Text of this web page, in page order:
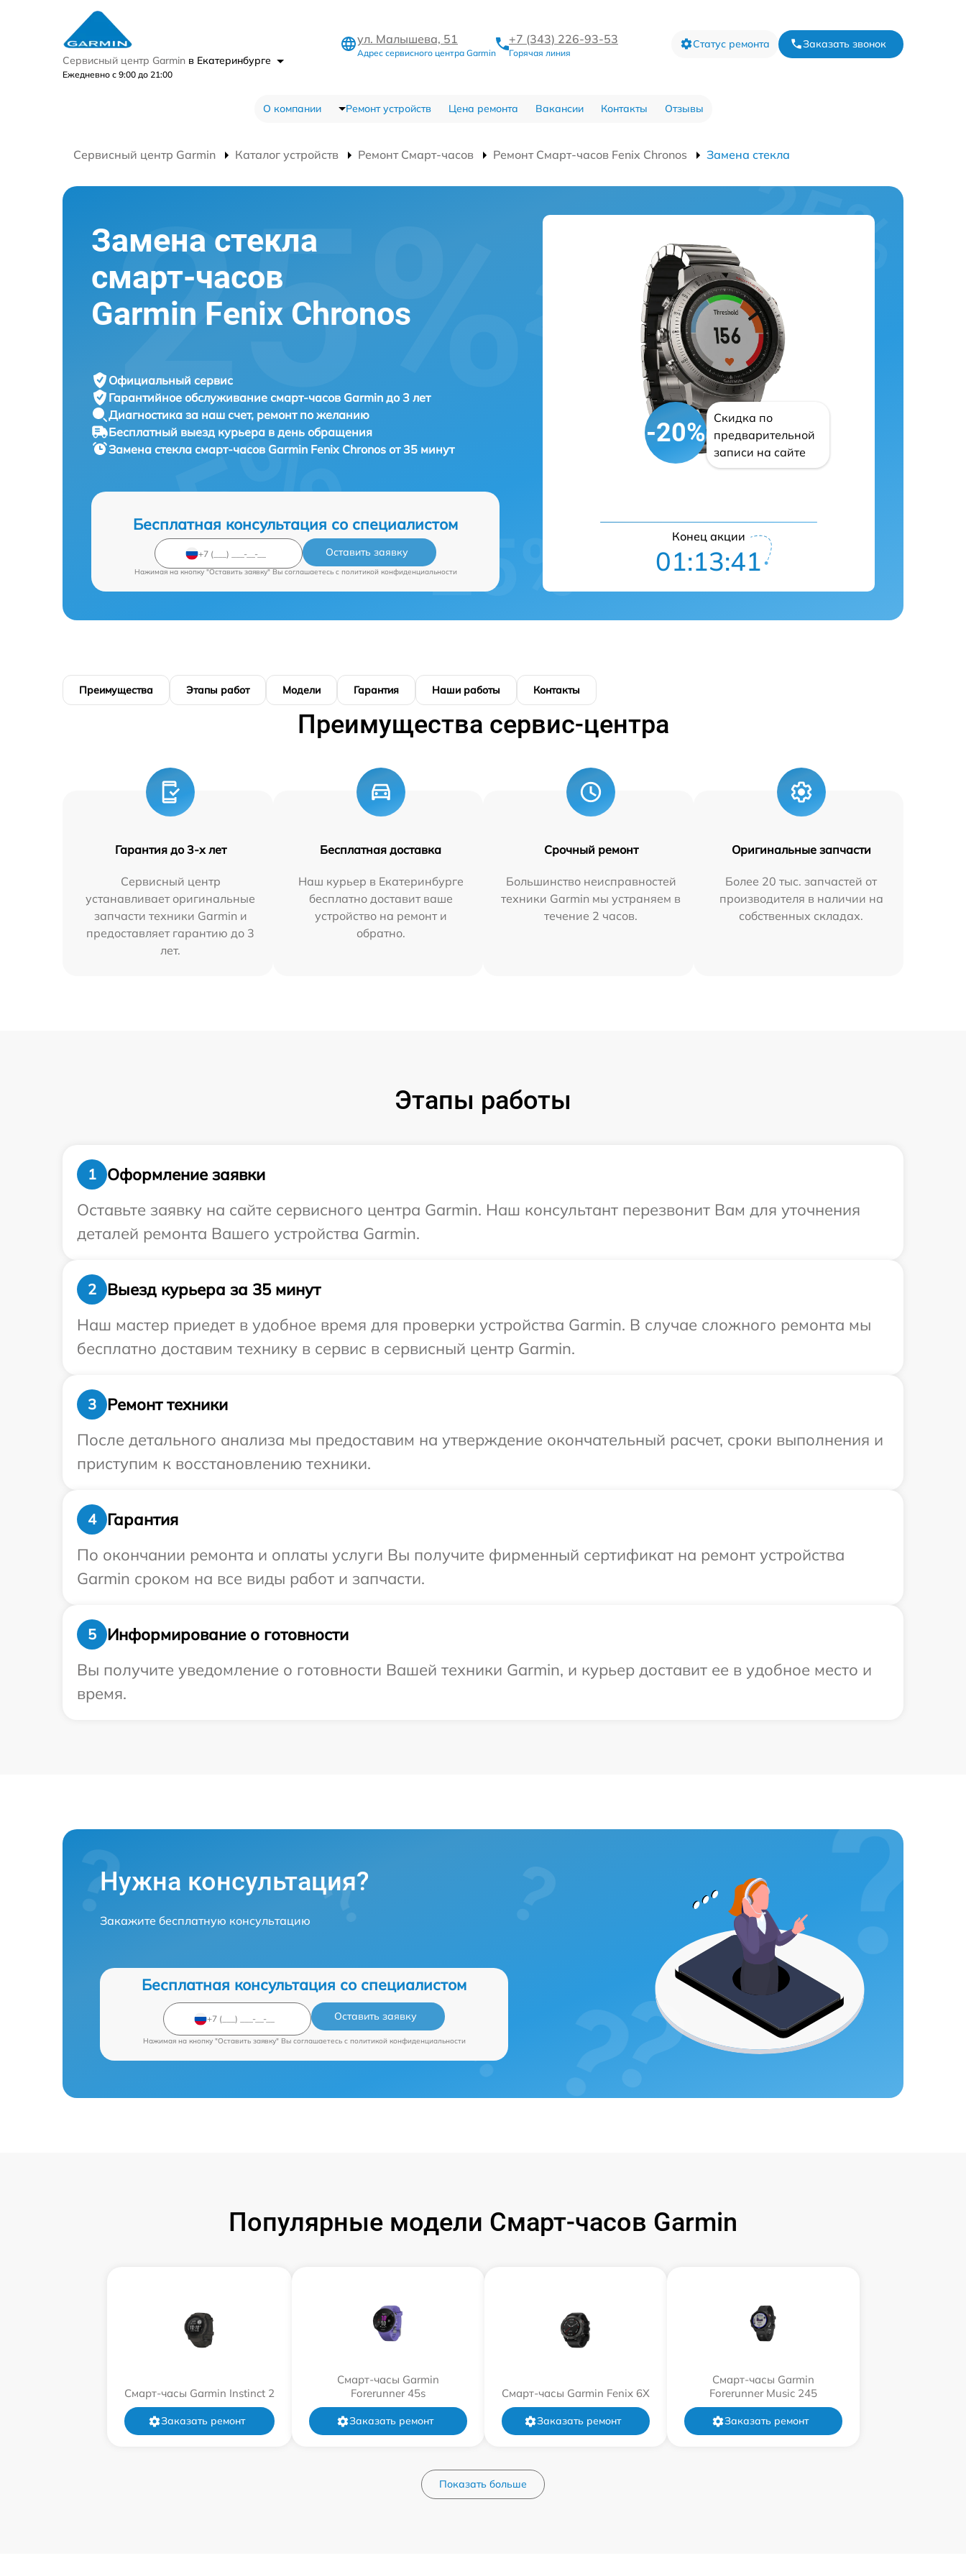
Сервисный центр Garmin в Екатеринбурге
Ежедневно с 9:00 до 21:00
ул. Малышева, 51
Адрес сервисного центра Garmin
+7 (343) 226-93-53
Горячая линия
Статус ремонта Заказать звонок
О компании Ремонт устройств Цена ремонта Вакансии Контакты Отзывы
Сервисный центр Garmin Каталог устройств Ремонт Смарт-часов Ремонт Смарт-часов Fenix Chronos Замена стекла
Замена стекла
смарт-часов
Garmin Fenix Chronos
Официальный сервис
Гарантийное обслуживание смарт-часов Garmin до 3 лет
Диагностика за наш счет, ремонт по желанию
Бесплатный выезд курьера в день обращения
Замена стекла смарт-часов Garmin Fenix Chronos от 35 минут
Бесплатная консультация со специалистом
Оставить заявку
Нажимая на кнопку "Оставить заявку" Вы соглашаетесь c политикой конфиденциальности
-20%
Скидка по
предварительной
записи на сайте
Конец акции
01:13:40
Преимущества Этапы работ Модели Гарантия Наши работы Контакты
Преимущества сервис-центра
Гарантия до 3-х лет
Сервисный центр
устанавливает оригинальные
запчасти техники Garmin и
предоставляет гарантию до 3
лет.
Бесплатная доставка
Наш курьер в Екатеринбурге
бесплатно доставит ваше
устройство на ремонт и
обратно.
Срочный ремонт
Большинство неисправностей
техники Garmin мы устраняем в
течение 2 часов.
Оригинальные запчасти
Более 20 тыс. запчастей от
производителя в наличии на
собственных складах.
Этапы работы
1
Оформление заявки
Оставьте заявку на сайте сервисного центра Garmin. Наш консультант перезвонит Вам для уточнения
деталей ремонта Вашего устройства Garmin.
2
Выезд курьера за 35 минут
Наш мастер приедет в удобное время для проверки устройства Garmin. В случае сложного ремонта мы
бесплатно доставим технику в сервис в сервисный центр Garmin.
3
Ремонт техники
После детального анализа мы предоставим на утверждение окончательный расчет, сроки выполнения и
приступим к восстановлению техники.
4
Гарантия
По окончании ремонта и оплаты услуги Вы получите фирменный сертификат на ремонт устройства
Garmin сроком на все виды работ и запчасти.
5
Информирование о готовности
Вы получите уведомление о готовности Вашей техники Garmin, и курьер доставит ее в удобное место и
время.
Нужна консультация?
Закажите бесплатную консультацию
Бесплатная консультация со специалистом
Оставить заявку
Нажимая на кнопку "Оставить заявку" Вы соглашаетесь c политикой конфиденциальности
Популярные модели Смарт-часов Garmin
Смарт-часы Garmin Instinct 2
Заказать ремонт
Смарт-часы Garmin
Forerunner 45s
Заказать ремонт
Смарт-часы Garmin Fenix 6X
Заказать ремонт
Смарт-часы Garmin
Forerunner Music 245
Заказать ремонт
Показать больше